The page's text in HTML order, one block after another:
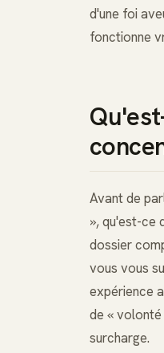
d'une foi
fonctionne
Avant de
», qu'est-ce
dossier
vous vous
expérience
de «
surcharge.